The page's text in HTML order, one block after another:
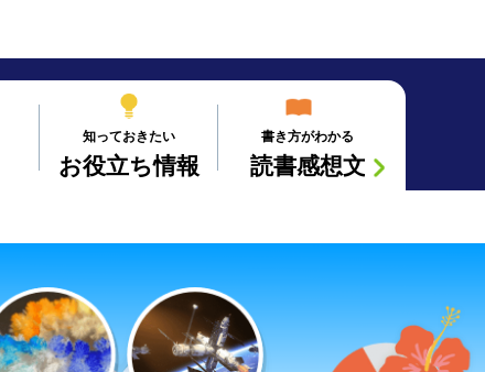
知っておきたい
お役立ち情報
書き方がわかる
読書感想文